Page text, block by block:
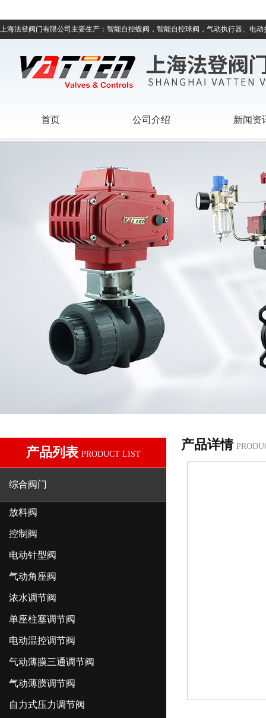
上海法登阀门有限公司主要生产：智能自控蝶阀，智能自控球阀，气动执行器、电
首页 公司介绍 新闻资
产品列表 PRODUCT LIST
综合阀门
放料阀
控制阀
电动针型阀
气动角座阀
浓水调节阀
单座柱塞调节阀
电动温控调节阀
气动薄膜三通调节阀
气动薄膜调节阀
自力式压力调节阀
产品详情